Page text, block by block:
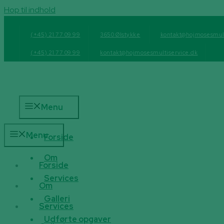
Hop til indhold
(+45) 21 77 09 99 3650 Ølstykke
(+45) 21 77 09 99 kontakt@hojmosesmultiservice.dk
Menu
Forside
Om
Services
Galleri
Udførte opgaver
Menu
Forside
Om
Services